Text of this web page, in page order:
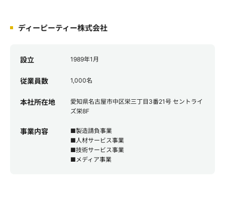
ディーピーティー株式会社
設立 1989年1月
従業員数 1,000名
本社所在地
愛知県名古屋市中区栄三丁目3番21号 セントライ
ズ栄8F
事業内容
■製造請負事業
■人材サービス事業
■技術サービス事業
■メディア事業